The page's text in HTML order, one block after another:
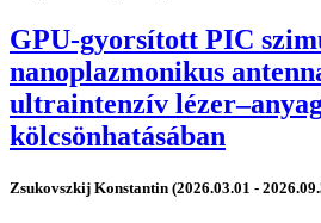
GPU-gyorsított PIC
nanoplazmonikus
ultraintenzív
kölcsönhatásában
Zsukovszkij Konstantin (2026.03.01 -